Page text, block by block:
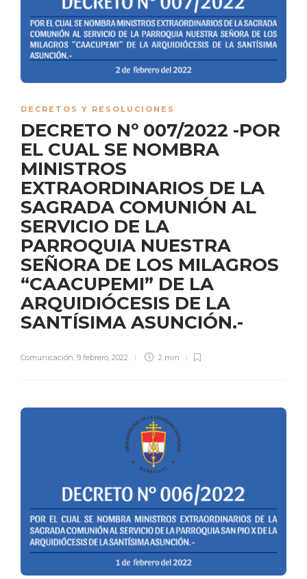
DECRETOS Y RESOLUCIONES
DECRETO Nº 007/2022 -POR
EL CUAL SE NOMBRA
MINISTROS
EXTRAORDINARIOS DE LA
SAGRADA COMUNIÓN AL
SERVICIO DE LA
PARROQUIA NUESTRA
SEÑORA DE LOS MILAGROS
“CAACUPEMI” DE LA
ARQUIDIÓCESIS DE LA
SANTÍSIMA ASUNCIÓN.-
Comunicación, 9 febrero, 2022 2 min